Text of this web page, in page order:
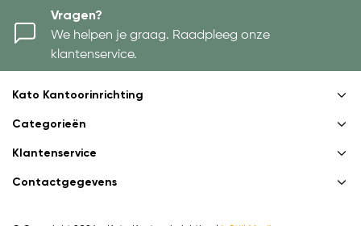
Vragen?
We helpen je graag. Raadpleeg onze
klantenservice.
Kato Kantoorinrichting
Categorieën
Klantenservice
Contactgegevens